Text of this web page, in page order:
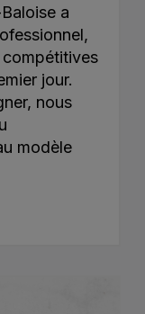
a
jour.
nous
modèle